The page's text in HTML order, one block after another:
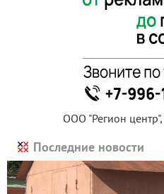
ООО "Регион
Последние новости